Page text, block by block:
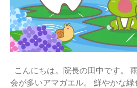
こんにちは。院長の田中です。
会が多いアマガエル。 鮮やかな